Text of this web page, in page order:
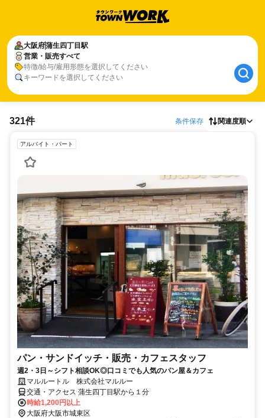
大阪府蒲生四丁目駅
営業・販売すべて
特徴/給与/雇用形態を選択してください
キーワードを選択してください
321件 条件保存 関連度順
アルバイト・パート
パン・サンドイッチ・販売・カフェスタッフ
週2・3日～シフト相談OK◎口コミでも人気のパン屋＆カフェ
マルルートル 株式会社マルルー
交通・アクセス 蒲生四丁目駅から１分
時給1,200円以上
大阪府大阪市城東区